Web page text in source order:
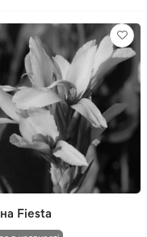
Fiesta